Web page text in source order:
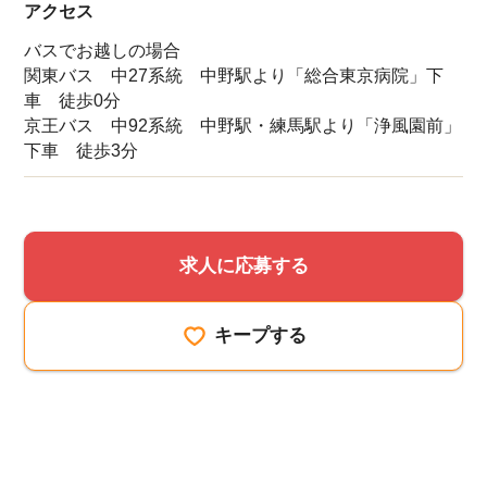
アクセス
バスでお越しの場合
関東バス 中27系統 中野駅より「総合東京病院」下
車 徒歩0分
京王バス 中92系統 中野駅・練馬駅より「浄風園前」
下車 徒歩3分
求人に応募する
キープする